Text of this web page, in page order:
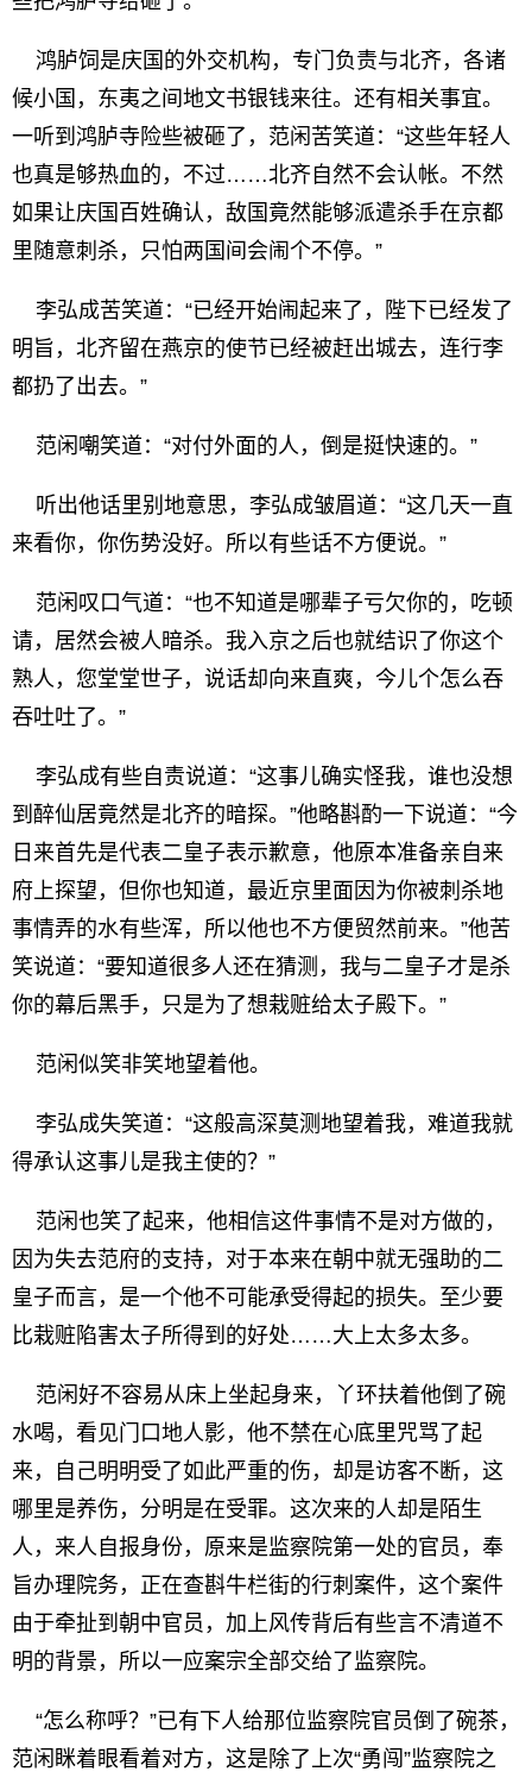
鸿胪饲是庆国的外交机构，专门负责与北齐，各诸
候小国，东夷之间地文书银钱来往。还有相关事宜。
一听到鸿胪寺险些被砸了，范闲苦笑道：“这些年轻人
也真是够热血的，不过……北齐自然不会认帐。不然
如果让庆国百姓确认，敌国竟然能够派遣杀手在京都
里随意刺杀，只怕两国间会闹个不停。”
李弘成苦笑道：“已经开始闹起来了，陛下已经发了
明旨，北齐留在燕京的使节已经被赶出城去，连行李
都扔了出去。”
范闲嘲笑道：“对付外面的人，倒是挺快速的。”
听出他话里别地意思，李弘成皱眉道：“这几天一直
来看你，你伤势没好。所以有些话不方便说。”
范闲叹口气道：“也不知道是哪辈子亏欠你的，吃顿
请，居然会被人暗杀。我入京之后也就结识了你这个
熟人，您堂堂世子，说话却向来直爽，今儿个怎么吞
吞吐吐了。”
李弘成有些自责说道：“这事儿确实怪我，谁也没想
到醉仙居竟然是北齐的暗探。”他略斟酌一下说道：“今
日来首先是代表二皇子表示歉意，他原本准备亲自来
府上探望，但你也知道，最近京里面因为你被刺杀地
事情弄的水有些浑，所以他也不方便贸然前来。”他苦
笑说道：“要知道很多人还在猜测，我与二皇子才是杀
你的幕后黑手，只是为了想栽赃给太子殿下。”
范闲似笑非笑地望着他。
李弘成失笑道：“这般高深莫测地望着我，难道我就
得承认这事儿是我主使的？”
范闲也笑了起来，他相信这件事情不是对方做的，
因为失去范府的支持，对于本来在朝中就无强助的二
皇子而言，是一个他不可能承受得起的损失。至少要
比栽赃陷害太子所得到的好处……大上太多太多。
范闲好不容易从床上坐起身来，丫环扶着他倒了碗
水喝，看见门口地人影，他不禁在心底里咒骂了起
来，自己明明受了如此严重的伤，却是访客不断，这
哪里是养伤，分明是在受罪。这次来的人却是陌生
人，来人自报身份，原来是监察院第一处的官员，奉
旨办理院务，正在查斟牛栏街的行刺案件，这个案件
由于牵扯到朝中官员，加上风传背后有些言不清道不
明的背景，所以一应案宗全部交给了监察院。
“怎么称呼？”已有下人给那位监察院官员倒了碗茶，
范闲眯着眼看着对方，这是除了上次“勇闯”监察院之